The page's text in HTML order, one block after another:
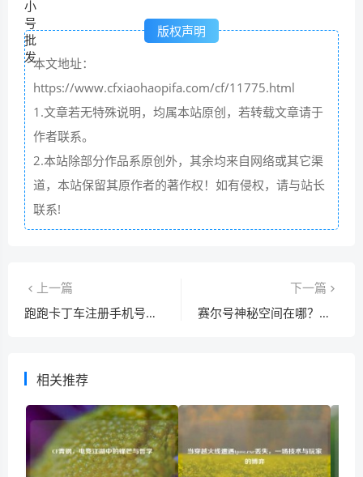
版权声明
本文地址：
https://www.cfxiaohaopifa.com/cf/11775.html
1.文章若无特殊说明，均属本站原创，若转载文章请于
作者联系。
2.本站除部分作品系原创外，其余均来自网络或其它渠
道，本站保留其原作者的著作权！如有侵权，请与站长
联系!
上一篇
跑跑卡丁车注册手机号怎么解绑？详细操作步骤来了！
下一篇
赛尔号神秘空间在哪？原来藏在这个地方啊！
相关推荐